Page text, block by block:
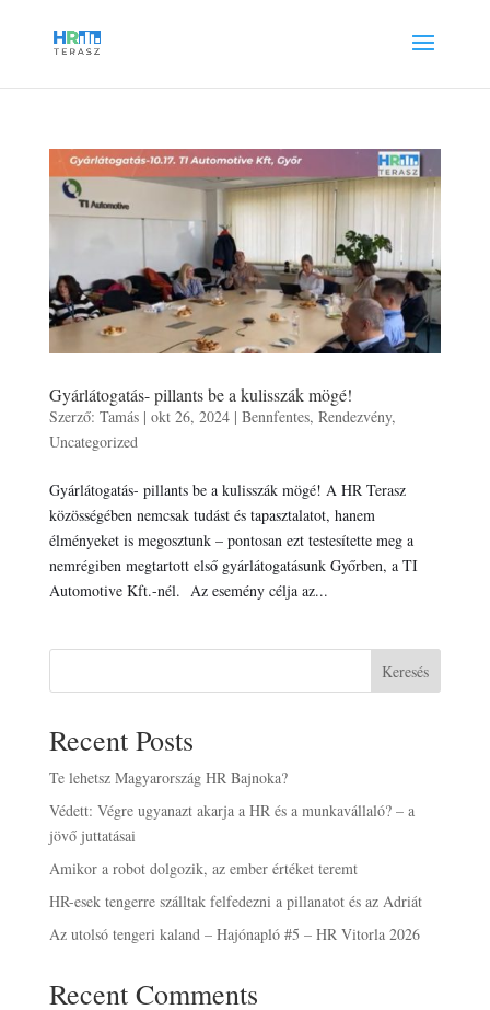
Gyárlátogatás- pillants be a kulisszák mögé!
Szerző: Tamás| okt 26, 2024| Bennfentes, Rendezvény,
Uncategorized
Gyárlátogatás- pillants be a kulisszák mögé! A HR Terasz
közösségében nemcsak tudást és tapasztalatot, hanem
élményeket is megosztunk – pontosan ezt testesítette meg a
nemrégiben megtartott első gyárlátogatásunk Győrben, a TI
Automotive Kft.-nél. Az esemény célja az...
Keresés
Recent Posts
Te lehetsz Magyarország HR Bajnoka?
Védett: Végre ugyanazt akarja a HR és a munkavállaló? – a
jövő juttatásai
Amikor a robot dolgozik, az ember értéket teremt
HR-esek tengerre szálltak felfedezni a pillanatot és az Adriát
Az utolsó tengeri kaland – Hajónapló #5 – HR Vitorla 2026
Recent Comments